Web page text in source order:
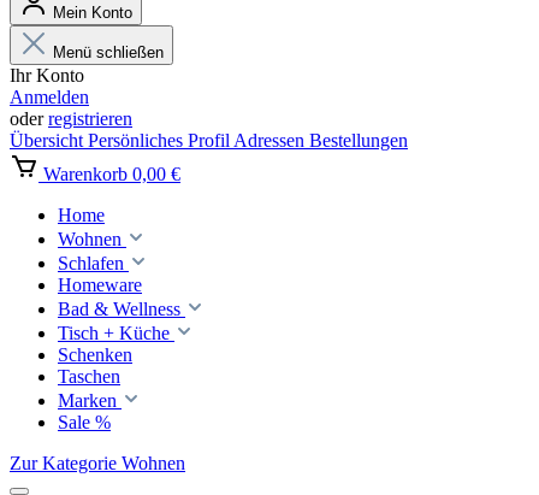
Mein Konto
Menü schließen
Ihr Konto
Anmelden
oderregistrieren
Übersicht Persönliches Profil Adressen Bestellungen
Warenkorb 0,00 €
Home
Wohnen
Schlafen
Homeware
Bad & Wellness
Tisch + Küche
Schenken
Taschen
Marken
Sale %
Zur Kategorie Wohnen